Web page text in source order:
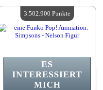
Verfügbare Menge:4
ES
INTERESSIERT
MICH
3.502.900 Punkte